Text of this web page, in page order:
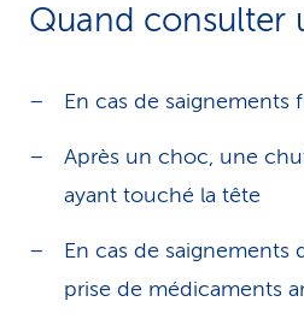
Quand consulter
En cas de saignements
Après un choc, une
ayant touché la tête
En cas de saignements
prise de médicaments